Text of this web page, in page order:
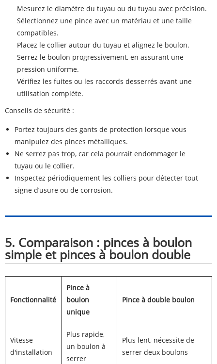
Mesurez le diamètre du tuyau ou du tuyau avec précision.
Sélectionnez une pince avec un matériau et une taille
compatibles.
Placez le collier autour du tuyau et alignez le boulon.
Serrez le boulon progressivement, en assurant une
pression uniforme.
Vérifiez les fuites ou les raccords desserrés avant une
utilisation complète.
Conseils de sécurité :
Portez toujours des gants de protection lorsque vous
manipulez des pinces métalliques.
Ne serrez pas trop, car cela pourrait endommager le
tuyau ou le collier.
Inspectez périodiquement les colliers pour détecter tout
signe d’usure ou de corrosion.
5. Comparaison : pinces à boulon
simple et pinces à boulon double
Fonctionnalité
Pince à
boulon
unique
Pince à double boulon
Vitesse
d'installation
Plus rapide,
un boulon à
serrer
Plus lent, nécessite de
serrer deux boulons